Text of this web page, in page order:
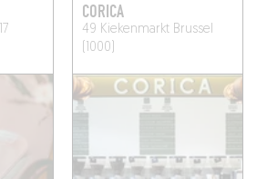
CORICA
49 KiekenmarktBrussel
(1000)